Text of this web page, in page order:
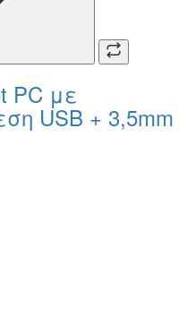
PC με
USB + 3,5mm